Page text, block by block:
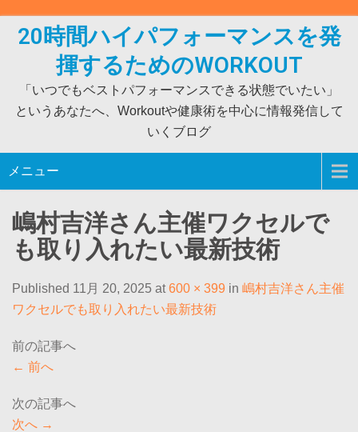
20時間ハイパフォーマンスを発
揮するためのWORKOUT
「いつでもベストパフォーマンスできる状態でいたい」
というあなたへ、Workoutや健康術を中心に情報発信して
いくブログ
メニュー
嶋村吉洋さん主催ワクセルで
も取り入れたい最新技術
Published 11月 20, 2025 at600 × 399 in 嶋村吉洋さん主催
ワクセルでも取り入れたい最新技術
← 前へ
次へ →